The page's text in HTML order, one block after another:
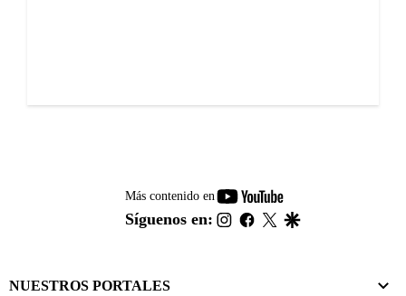
Más contenido en
youtube-
footer
Síguenos en: instagram
facebook
twitter
NUESTROS PORTALES